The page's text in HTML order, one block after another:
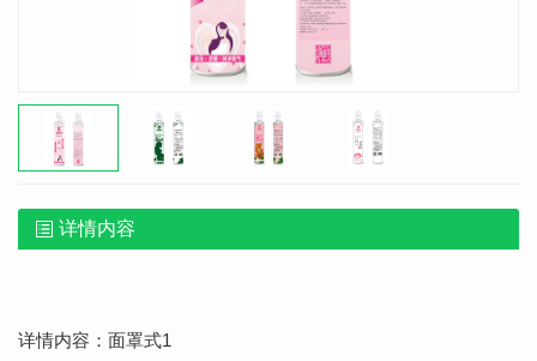
详情内容
详情内容：面罩式1